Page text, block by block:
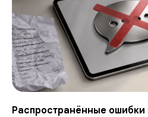
Распространённые ошибки